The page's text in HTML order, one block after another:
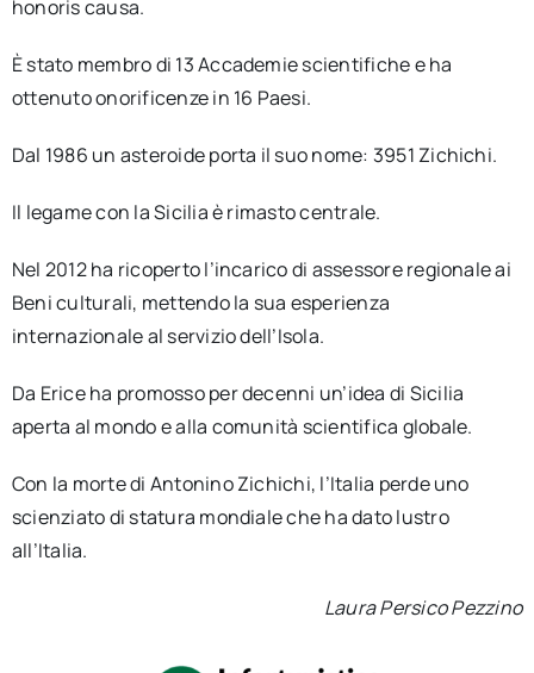
honoris causa.
È stato membro di 13 Accademie scientifiche e ha
ottenuto onorificenze in 16 Paesi.
Dal 1986 un asteroide porta il suo nome: 3951 Zichichi.
Il legame con la Sicilia è rimasto centrale.
Nel 2012 ha ricoperto l’incarico di assessore regionale ai
Beni culturali, mettendo la sua esperienza
internazionale al servizio dell’Isola.
Da Erice ha promosso per decenni un’idea di Sicilia
aperta al mondo e alla comunità scientifica globale.
Con la morte di Antonino Zichichi, l’Italia perde uno
scienziato di statura mondiale che ha dato lustro
all’Italia.
Laura Persico Pezzino